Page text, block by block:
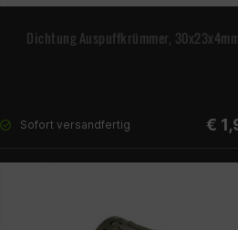
Dichtung Auspuffkrümmer, 30x23x4mm
Sofort versandfertig €